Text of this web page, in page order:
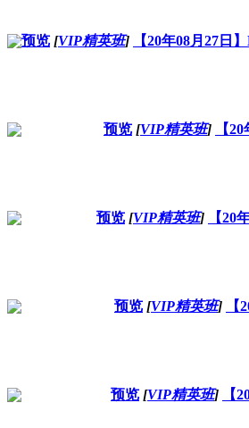
预览 [VIP精英班] 【20年08月27日
预览 [VIP精英班] 【
预览 [VIP精英班] 【20
预览 [VIP精英班]
预览 [VIP精英班] 【